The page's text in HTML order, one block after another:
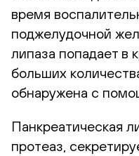
время
поджелудочной
липаза попадает в
больших
обнаружена с
Панкреатическая
протеаз,